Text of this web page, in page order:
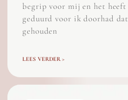
begrip voor mij en het
geduurd voor ik doorhad
gehouden
LEES VERDER >